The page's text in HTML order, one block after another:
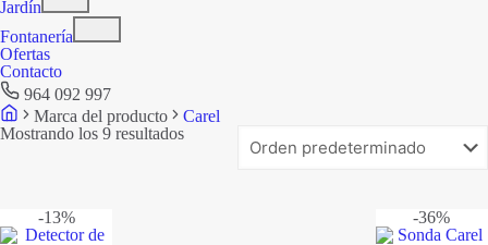
Jardín
Fontanería
Ofertas
Contacto
964 092 997
Marca del producto
Carel
Mostrando los 9 resultados
-13% -36%